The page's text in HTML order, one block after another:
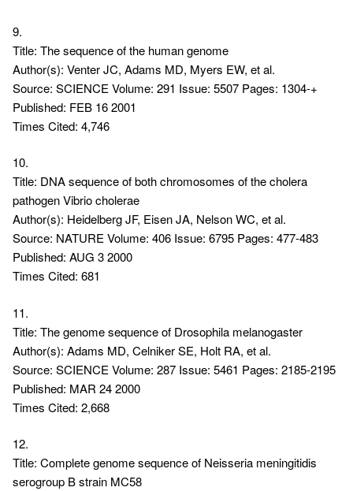
9.
Title: The sequence of the human genome
Author(s): Venter JC, Adams MD, Myers EW, et al.
Source: SCIENCE Volume: 291 Issue: 5507 Pages: 1304-+
Published: FEB 16 2001
Times Cited: 4,746
10.
Title: DNA sequence of both chromosomes of the cholera
pathogen Vibrio cholerae
Author(s): Heidelberg JF, Eisen JA, Nelson WC, et al.
Source: NATURE Volume: 406 Issue: 6795 Pages: 477-483
Published: AUG 3 2000
Times Cited: 681
11.
Title: The genome sequence of Drosophila melanogaster
Author(s): Adams MD, Celniker SE, Holt RA, et al.
Source: SCIENCE Volume: 287 Issue: 5461 Pages: 2185-2195
Published: MAR 24 2000
Times Cited: 2,668
12.
Title: Complete genome sequence of Neisseria meningitidis
serogroup B strain MC58